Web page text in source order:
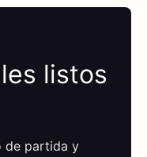
listos
de partida y